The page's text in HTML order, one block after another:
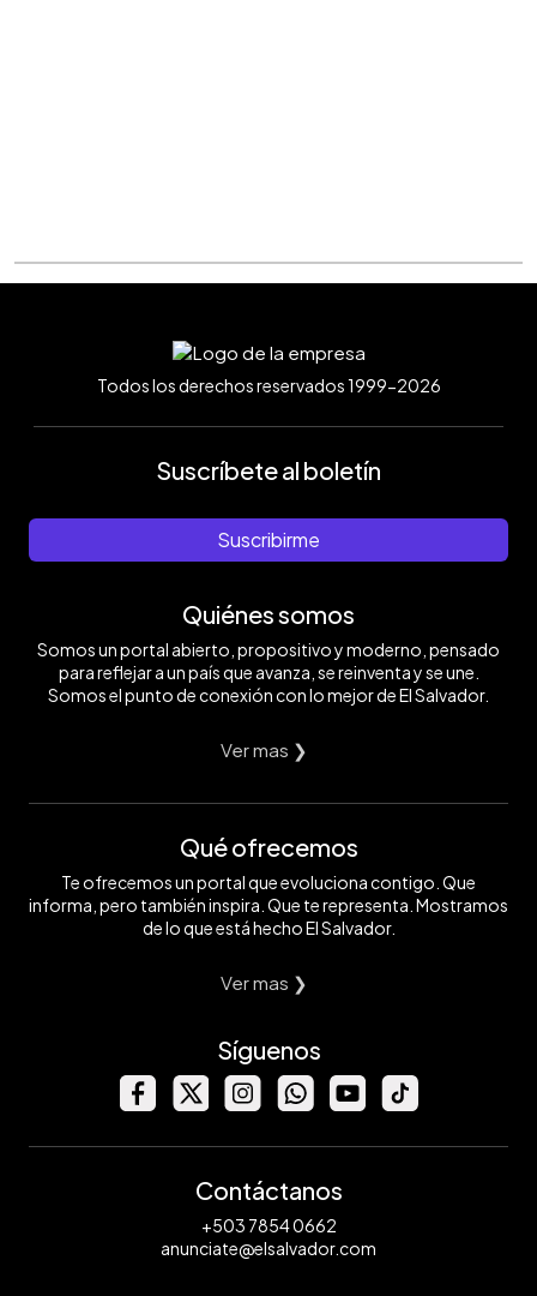
Todos los derechos reservados 1999-2026
Suscríbete al boletín
Suscribirme
Quiénes somos
Somos un portal abierto, propositivo y moderno, pensado
para reflejar a un país que avanza, se reinventa y se une.
Somos el punto de conexión con lo mejor de El Salvador.
Ver mas ❯
Qué ofrecemos
Te ofrecemos un portal que evoluciona contigo. Que
informa, pero también inspira. Que te representa. Mostramos
de lo que está hecho El Salvador.
Ver mas ❯
Síguenos
Contáctanos
+503 7854 0662
anunciate@elsalvador.com